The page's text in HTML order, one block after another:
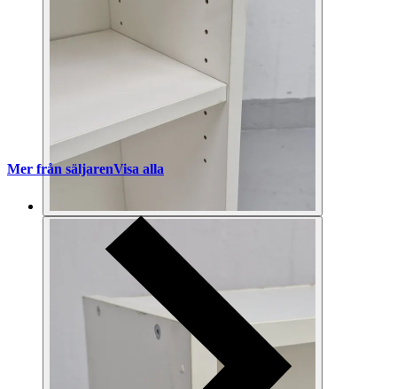
Mer från säljarenVisa alla